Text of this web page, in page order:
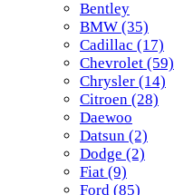
Bentley
BMW (35)
Cadillac (17)
Chevrolet (59)
Chrysler (14)
Citroen (28)
Daewoo
Datsun (2)
Dodge (2)
Fiat (9)
Ford (85)